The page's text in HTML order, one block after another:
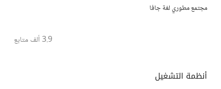
مجتمع مطوري لغة جافا
3.9 ألف متابع
أنظمة التشغيل